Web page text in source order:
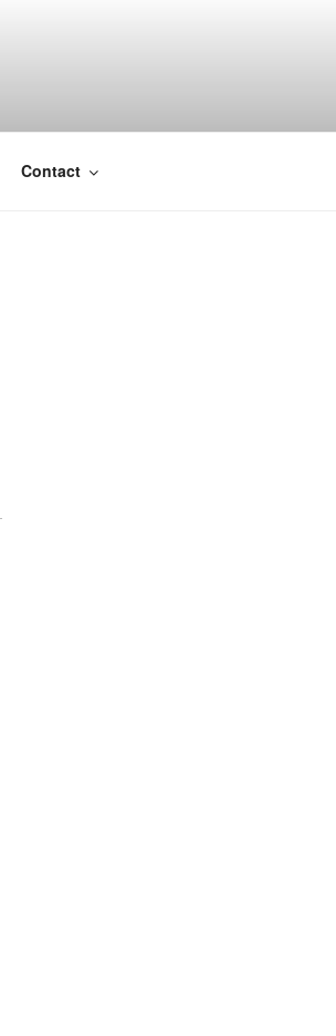
Contact